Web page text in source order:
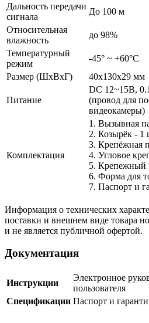
Дальность передачи
сигнала
До 100 м
Относительная
влажность
до 98%
Температурный
режим
-45° ~ +60°С
Размер (ШxВxГ)
40x130x29 мм
Питание
DC 12~15В,
(провод для
видеокамеры)
Комплектация
1. Вызывная
2. Козырёк - 1
3. Крепёжная
4. Угловое
5. Крепежный
6. Форма для
7. Паспорт и
Информация о технических
поставки и внешнем виде товара
и не является публичной офертой.
Документация
Инструкции
Электронное
пользователя
Спецификации Паспорт и